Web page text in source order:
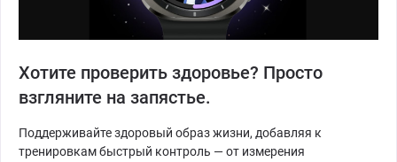
Хотите проверить здоровье? Просто
взгляните на запястье.
Поддерживайте здоровый образ жизни, добавляя к
тренировкам быстрый контроль — от измерения